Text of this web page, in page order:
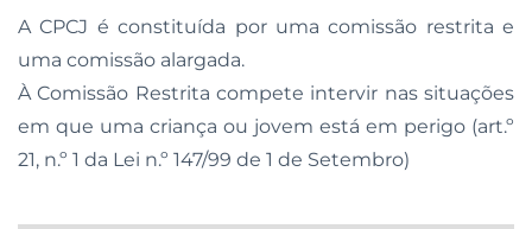
A CPCJ é constituída por uma comissão restrita e
uma comissão alargada.
À Comissão Restrita compete intervir nas situações
em que uma criança ou jovem está em perigo (art.º
21, n.º 1 da Lei n.º 147/99 de 1 de Setembro)